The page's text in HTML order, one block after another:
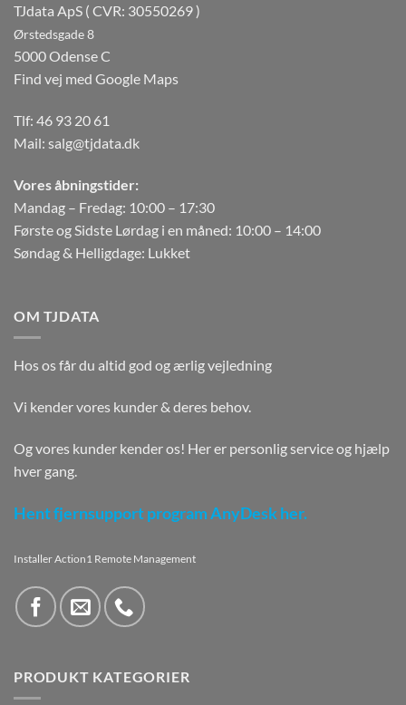
TJdata ApS ( CVR: 30550269 )
Ørstedsgade 8
5000 Odense C
Find vej med Google Maps
Tlf: 46 93 20 61
Mail: salg@tjdata.dk
Vores åbningstider:
Mandag – Fredag: 10:00 – 17:30
Første og Sidste Lørdag i en måned: 10:00 – 14:00
Søndag & Helligdage: Lukket
OM TJDATA
Hos os får du altid god og ærlig vejledning
Vi kender vores kunder & deres behov.
Og vores kunder kender os! Her er personlig service og hjælp
hver gang.
Hent fjernsupport program AnyDesk her.
Installer Action1 Remote Management
PRODUKT KATEGORIER